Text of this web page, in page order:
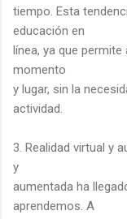
tiempo. Esta
educación en
línea, ya que
momento
y lugar, sin la
actividad.
3. Realidad virtual y
y
aumentada ha
aprendemos. A